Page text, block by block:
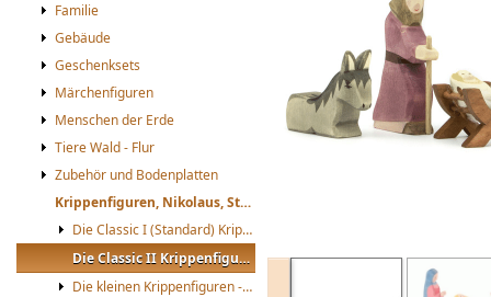
Familie
Gebäude
Geschenksets
Märchenfiguren
Menschen der Erde
Tiere Wald - Flur
Zubehör und Bodenplatten
Krippenfiguren, Nikolaus, St. Martin
Die Classic I (Standard) Krippenfiguren
Die Classic II Krippenfiguren
Die kleinen Krippenfiguren -mini-
Ostheimer Heilige Familie